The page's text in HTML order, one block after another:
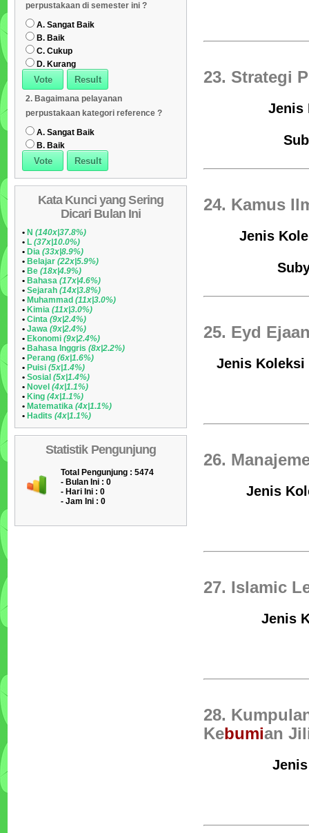
perpustakaan di semester ini ?
A. Sangat Baik
B. Baik
C. Cukup
D. Kurang
2. Bagaimana pelayanan
perpustakaan kategori reference ?
A. Sangat Baik
B. Baik
Kata Kunci yang Sering
Dicari Bulan Ini
• N (140x|37.8%)
• L (37x|10.0%)
• Dia (33x|8.9%)
• Belajar (22x|5.9%)
• Be (18x|4.9%)
• Bahasa (17x|4.6%)
• Sejarah (14x|3.8%)
• Muhammad (11x|3.0%)
• Kimia (11x|3.0%)
• Cinta (9x|2.4%)
• Jawa (9x|2.4%)
• Ekonomi (9x|2.4%)
• Bahasa Inggris (8x|2.2%)
• Perang (6x|1.6%)
• Puisi (5x|1.4%)
• Sosial (5x|1.4%)
• Novel (4x|1.1%)
• King (4x|1.1%)
• Matematika (4x|1.1%)
• Hadits (4x|1.1%)
Statistik Pengunjung
Total Pengunjung : 5474
- Bulan Ini : 0
- Hari Ini : 0
- Jam Ini : 0
23. Strategi
Jenis
24. Kamus
Jenis
25. Eyd
Jenis Koleksi
26.
Jenis
27. Islamic
Jenis
28.
Kebumian